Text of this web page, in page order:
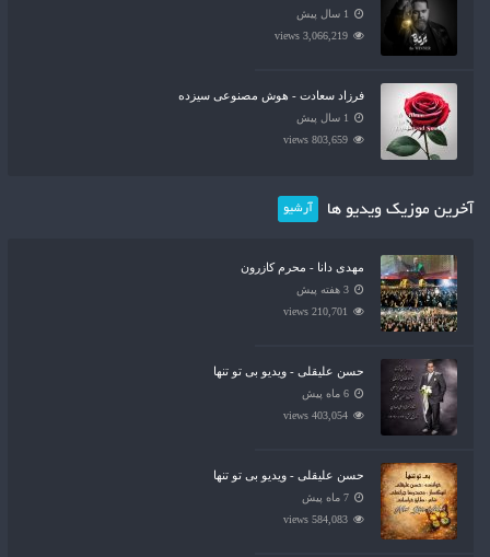
1 سال پیش
3,066,219 views
فرزاد سعادت - هوش مصنوعی سیزده
1 سال پیش
803,659 views
آخرین موزیک ویدیو ها آرشیو
مهدی دانا - محرم کازرون
3 هفته پیش
210,701 views
حسن علیقلی - ویدیو بی تو تنها
6 ماه پیش
403,054 views
حسن علیقلی - ویدیو بی تو تنها
7 ماه پیش
584,083 views